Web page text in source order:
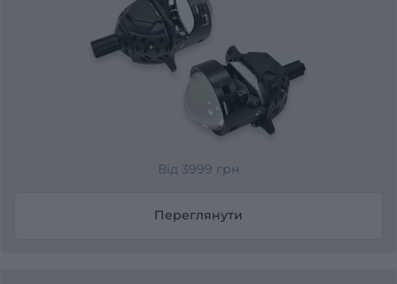
Від 3999 грн
Переглянути